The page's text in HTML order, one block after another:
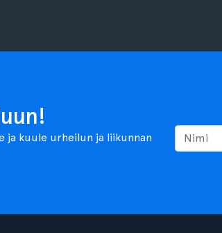
ja kuule urheilun ja liikunnan